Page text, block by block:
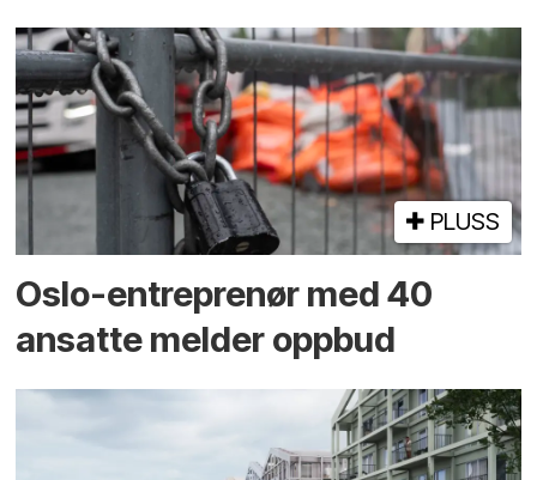
PLUSS
Oslo-entreprenør med 40
ansatte melder oppbud